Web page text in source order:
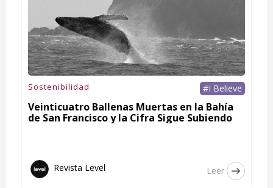
Sostenibilidad #I Believe
Veinticuatro Ballenas Muertas en la Bahía
de San Francisco y la Cifra Sigue Subiendo
Revista Level Leer